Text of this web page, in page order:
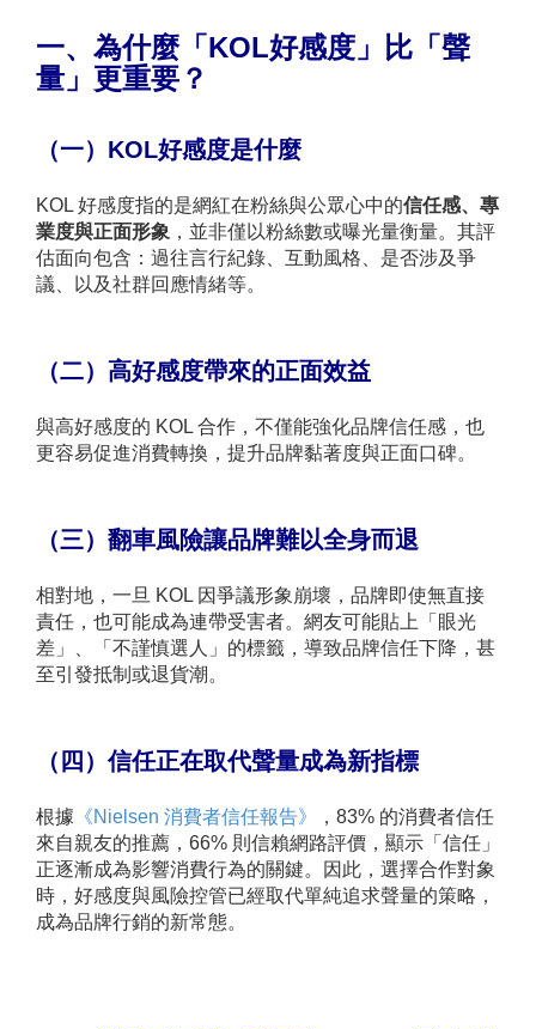
一、為什麼「KOL好感度」比「聲
量」更重要？
（一）KOL好感度是什麼
KOL 好感度指的是網紅在粉絲與公眾心中的信任感、專
業度與正面形象 ，並非僅以粉絲數或曝光量衡量。其評
估面向包含：過往言行紀錄、互動風格、是否涉及爭
議、以及社群回應情緒等。
（二）高好感度帶來的正面效益
與高好感度的 KOL 合作，不僅能強化品牌信任感，也
更容易促進消費轉換，提升品牌黏著度與正面口碑。
（三）翻車風險讓品牌難以全身而退
相對地，一旦 KOL 因爭議形象崩壞，品牌即使無直接
責任，也可能成為連帶受害者。網友可能貼上「眼光
差」、「不謹慎選人」的標籤，導致品牌信任下降，甚
至引發抵制或退貨潮。
（四）信任正在取代聲量成為新指標
根據 《Nielsen 消費者信任報告》
，83% 的消費者信任
來自親友的推薦，66% 則信賴網路評價，顯示「信任」
正逐漸成為影響消費行為的關鍵。因此，選擇合作對象
時，好感度與風險控管已經取代單純追求聲量的策略，
成為品牌行銷的新常態。